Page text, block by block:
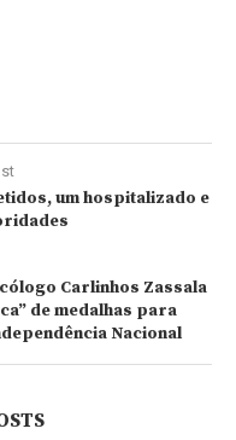
um hospitalizado e
Carlinhos Zassala
de medalhas para
Nacional